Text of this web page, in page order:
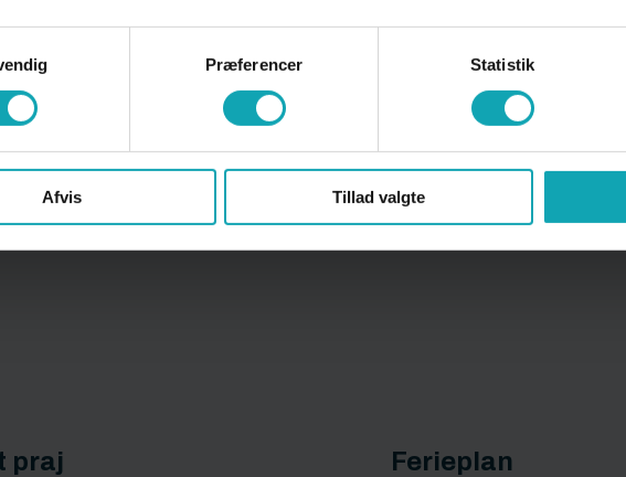
Præferencer Statistik
Afvis Tillad valgte
Elevpladsservice
m.v.
ExamCookie -
praj Ferieplan